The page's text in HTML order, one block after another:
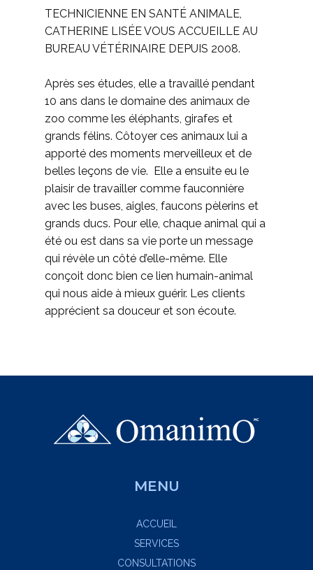
TECHNICIENNE EN SANTÉ ANIMALE,
CATHERINE LISÉE VOUS ACCUEILLE AU
BUREAU VÉTÉRINAIRE DEPUIS 2008.
Après ses études, elle a travaillé pendant
10 ans dans le domaine des animaux de
zoo comme les éléphants, girafes et
grands félins. Côtoyer ces animaux lui a
apporté des moments merveilleux et de
belles leçons de vie. Elle a ensuite eu le
plaisir de travailler comme fauconnière
avec les buses, aigles, faucons pèlerins et
grands ducs. Pour elle, chaque animal qui a
été ou est dans sa vie porte un message
qui révèle un côté d’elle-même. Elle
conçoit donc bien ce lien humain-animal
qui nous aide à mieux guérir. Les clients
apprécient sa douceur et son écoute.
MENU
ACCUEIL
SERVICES
CONSULTATIONS